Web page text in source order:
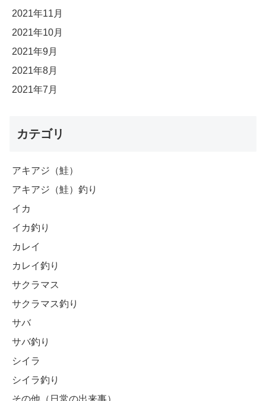
2021年11月
2021年10月
2021年9月
2021年8月
2021年7月
カテゴリ
アキアジ（鮭）
アキアジ（鮭）釣り
イカ
イカ釣り
カレイ
カレイ釣り
サクラマス
サクラマス釣り
サバ
サバ釣り
シイラ
シイラ釣り